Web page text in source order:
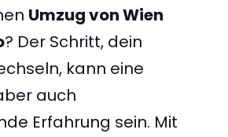
Umzug von Wien
? Der Schritt, dein
kann eine
auch
Erfahrung sein. Mit